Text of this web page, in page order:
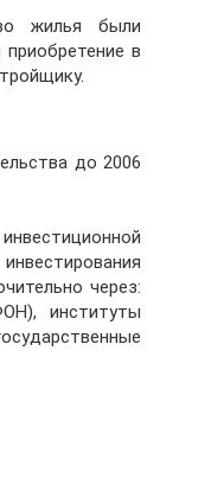
жилья были
в
до 2006
через:
институты